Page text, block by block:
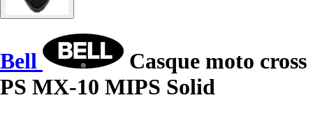
Bell
Casque moto cross
PS MX-10 MIPS Solid